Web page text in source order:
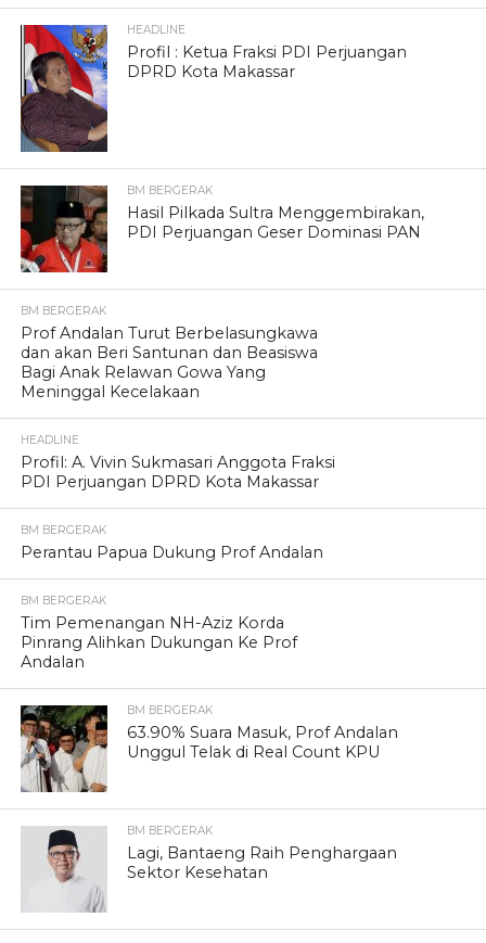
HEADLINE
Profil : Ketua Fraksi PDI Perjuangan
DPRD Kota Makassar
BM BERGERAK
Hasil Pilkada Sultra Menggembirakan,
PDI Perjuangan Geser Dominasi PAN
BM BERGERAK
Prof Andalan Turut Berbelasungkawa
dan akan Beri Santunan dan Beasiswa
Bagi Anak Relawan Gowa Yang
Meninggal Kecelakaan
HEADLINE
Profil: A. Vivin Sukmasari Anggota Fraksi
PDI Perjuangan DPRD Kota Makassar
BM BERGERAK
Perantau Papua Dukung Prof Andalan
BM BERGERAK
Tim Pemenangan NH-Aziz Korda
Pinrang Alihkan Dukungan Ke Prof
Andalan
BM BERGERAK
63.90% Suara Masuk, Prof Andalan
Unggul Telak di Real Count KPU
BM BERGERAK
Lagi, Bantaeng Raih Penghargaan
Sektor Kesehatan